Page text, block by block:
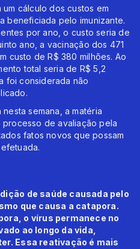
cálculo dos custos em
beneficiada pelo imunizante.
por ano, o custo seria de
ano, a vacinação dos 471
custo de R$ 380 milhões. Ao
total seria de R$ 5,2
foi considerada não
semana, a matéria
de avaliação pela
fatos novos que possam
de saúde causada pelo
que causa a catapora.
o vírus permanece no
ao longo da vida,
Essa reativação é mais